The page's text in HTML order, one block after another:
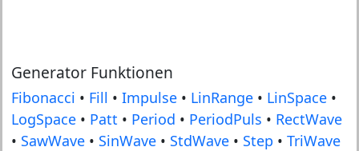
Generator Funktionen
Fibonacci • Fill • Impulse• LinRange• LinSpace•
LogSpace• Patt • Period • PeriodPuls • RectWave
• SawWave• SinWave• StdWave• Step • TriWave